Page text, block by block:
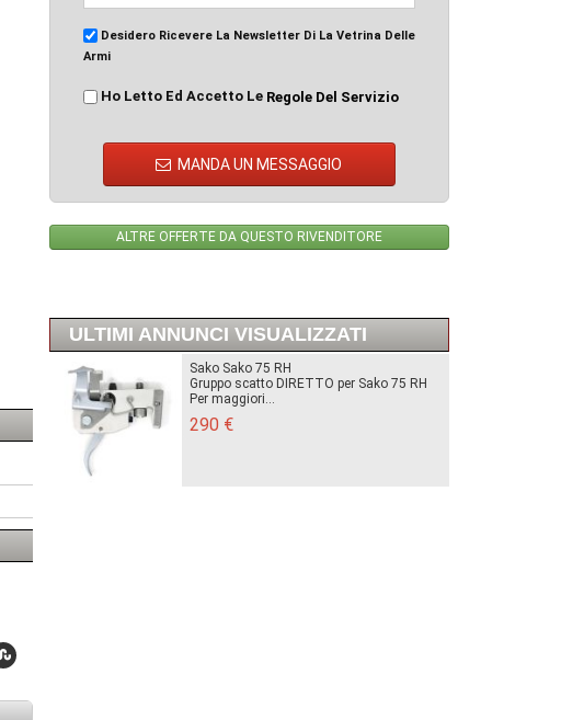
Desidero Ricevere La Newsletter Di La Vetrina Delle
Armi
Ho Letto Ed Accetto Le Regole Del Servizio
MANDA UN MESSAGGIO
ALTRE OFFERTE DA QUESTO RIVENDITORE
ULTIMI ANNUNCI VISUALIZZATI
Sako Sako 75 RH
Gruppo scatto DIRETTO per Sako 75 RH
Per maggiori...
290 €